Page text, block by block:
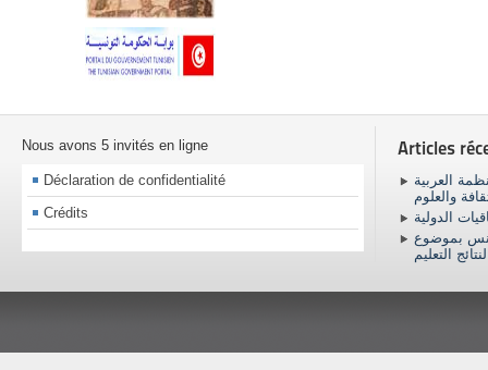
Nous avons 5 invités en ligne
Déclaration de confidentialité
Crédits
Articles
العربية
والعلوم
الدولية
بموضوع
التعليم